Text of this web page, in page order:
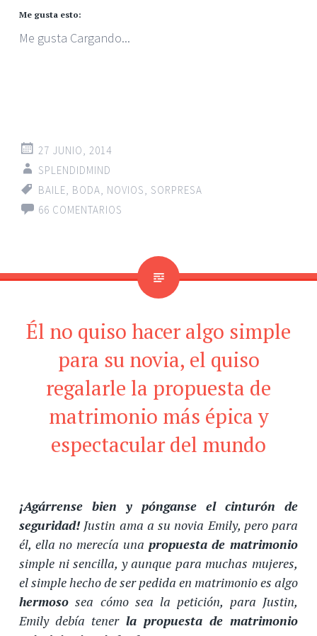
Me gusta esto:
Me gusta Cargando...
27 JUNIO, 2014
SPLENDIDMIND
BAILE BODA NOVIOS
SORPRESA
66 COMENTARIOS
Él no quiso hacer algo simple
para su novia, el quiso
regalarle la propuesta de
matrimonio más épica y
espectacular del mundo
¡Agárrense bien y pónganse el cinturón de
seguridad!Justin ama a su novia Emily, pero para
él, ella no merecía una propuesta de matrimonio
simple ni sencilla, y aunque para muchas mujeres,
el simple hecho de ser pedida en matrimonio es algo
hermoso sea cómo sea la petición, para Justin,
Emily debía tener la propuesta de matrimonio